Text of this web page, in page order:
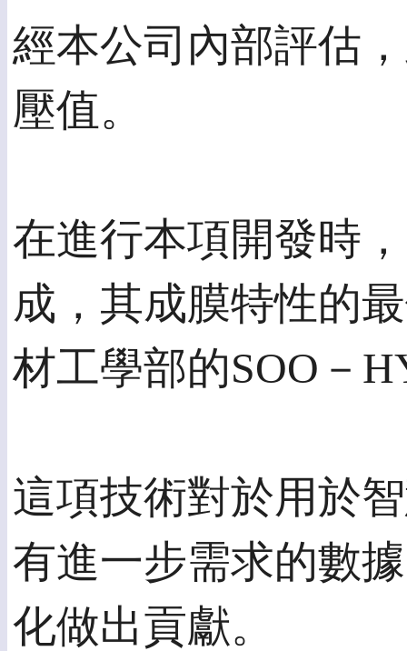
經本公司內部評估
壓值。
在進行本項開發時
成，其成膜特性的
材工學部的SOO－
這項技術對於用於
有進一步需求的數
化做出貢獻。